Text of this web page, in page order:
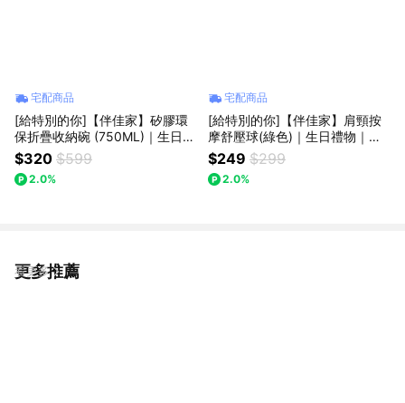
宅配商品
[給特別的你]【伴佳家】矽膠環
保折疊收納碗 (750ML)｜生日禮
物｜送禮推薦｜情人禮｜閨蜜禮
｜母親節禮物
$320 $599
2.0%
宅配商品
[給特別的你]【伴佳家】肩頸按
摩舒壓球(綠色)｜生日禮物｜送
禮推薦｜運動健身禮
$249 $299
2.0%
更多推薦
看更多